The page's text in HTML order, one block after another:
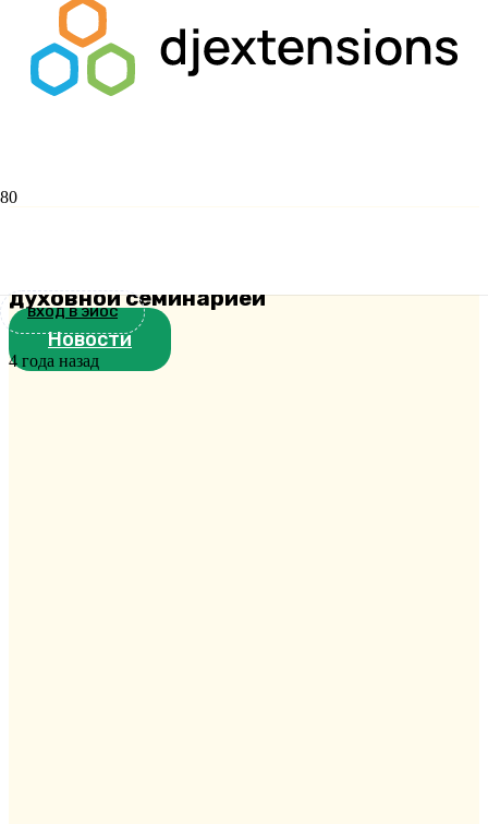
ВХОД В ЭИОС
духовной семинарией
Новости
4 года назад